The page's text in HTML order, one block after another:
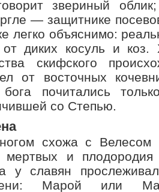
звериный
— защитнике
легко объяснимо:
от диких косуль и
скифского
от восточных
бога почитались
со Степью.
схожа с
мертвых и
у славян
Марой или